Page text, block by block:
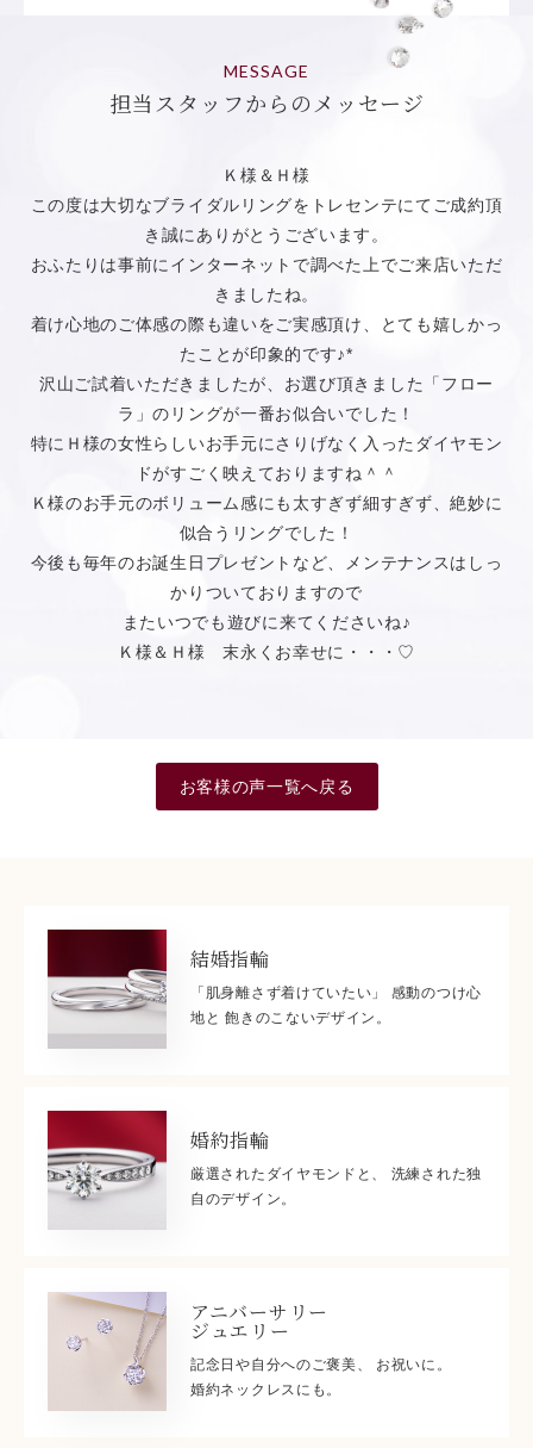
MESSAGE
担当スタッフからのメッセージ
Ｋ様＆Ｈ様
この度は大切なブライダルリングをトレセンテにてご成約頂
き誠にありがとうございます。
おふたりは事前にインターネットで調べた上でご来店いただ
きましたね。
着け心地のご体感の際も違いをご実感頂け、とても嬉しかっ
たことが印象的です♪*
沢山ご試着いただきましたが、お選び頂きました「フロー
ラ」のリングが一番お似合いでした！
特にＨ様の女性らしいお手元にさりげなく入ったダイヤモン
ドがすごく映えておりますね＾＾
Ｋ様のお手元のボリューム感にも太すぎず細すぎず、絶妙に
似合うリングでした！
今後も毎年のお誕生日プレゼントなど、メンテナンスはしっ
かりついておりますので
またいつでも遊びに来てくださいね♪
Ｋ様＆Ｈ様 末永くお幸せに・・・♡
お客様の声一覧へ戻る
結婚指輪
「肌身離さず着けていたい」 感動のつけ心
地と 飽きのこないデザイン。
婚約指輪
厳選されたダイヤモンドと、 洗練された独
自のデザイン。
アニバーサリー
ジュエリー
記念日や自分へのご褒美、 お祝いに。
婚約ネックレスにも。